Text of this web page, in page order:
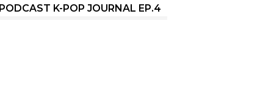
PODCAST K-POP JOURNAL EP.4